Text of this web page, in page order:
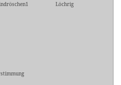
Löchrig